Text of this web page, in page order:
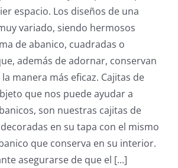
espacio. Los diseños de una
variado, siendo hermosos
de abanico, cuadradas o
además de adornar, conservan
manera más eficaz. Cajitas de
que nos puede ayudar a
son nuestras cajitas de
en su tapa con el mismo
que conserva en su interior.
asegurarse de que el [...]